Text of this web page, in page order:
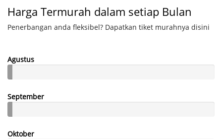
Harga Termurah dalam setiap Bulan
Penerbangan anda fleksibel? Dapatkan tiket murahnya disini
Agustus
September
Oktober